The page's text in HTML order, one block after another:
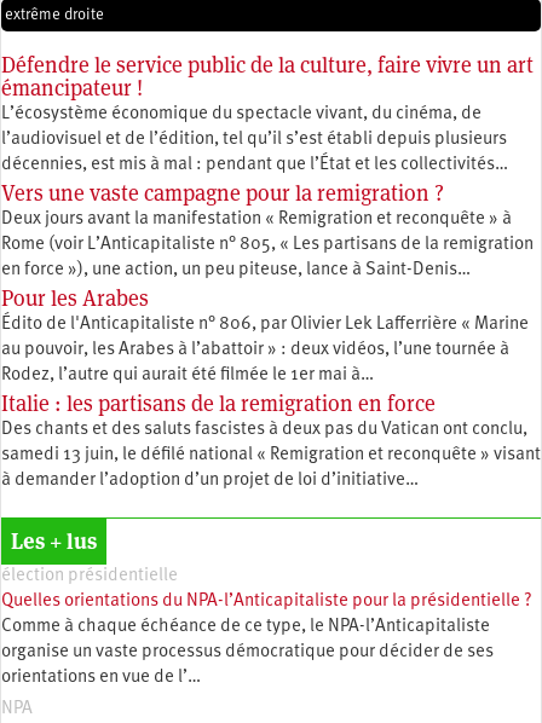
extrême droite
Défendre le service public de la culture, faire vivre un art
émancipateur !
L’écosystème économique du spectacle vivant, du cinéma, de
l’audiovisuel et de l’édition, tel qu’il s’est établi depuis plusieurs
décennies, est mis à mal : pendant que l’État et les collectivités…
Vers une vaste campagne pour la remigration ?
Deux jours avant la manifestation « Remigration et reconquête » à
Rome (voir L’Anticapitaliste n° 805, « Les partisans de la remigration
en force »), une action, un peu piteuse, lance à Saint-Denis…
Pour les Arabes
Édito de l'Anticapitaliste n° 806, par Olivier Lek Lafferrière « Marine
au pouvoir, les Arabes à l’abattoir » : deux vidéos, l’une tournée à
Rodez, l’autre qui aurait été filmée le 1er mai à…
Italie : les partisans de la remigration en force
Des chants et des saluts fascistes à deux pas du Vatican ont conclu,
samedi 13 juin, le défilé national « Remigration et reconquête » visant
à demander l’adoption d’un projet de loi d’initiative…
Les + lus
élection présidentielle
Quelles orientations du NPA-l’Anticapitaliste pour la présidentielle ?
Comme à chaque échéance de ce type, le NPA-l’Anticapitaliste
organise un vaste processus démocratique pour décider de ses
orientations en vue de l’…
NPA